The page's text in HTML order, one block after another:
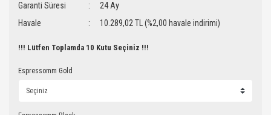
Garanti Süresi
24 Ay
Havale
10.289,02 TL (%2,00 havale indirimi)
!!! Lütfen Toplamda 10 Kutu Seçiniz !!!
Espressomm Gold